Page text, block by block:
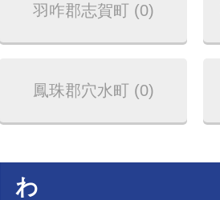
羽咋郡志賀町 (0)
鳳珠郡穴水町 (0)
わ